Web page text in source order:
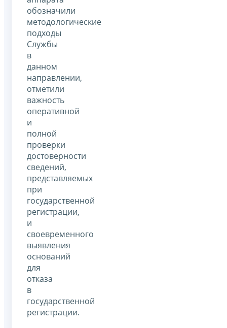
обозначили
методологические
подходы
Службы
в
данном
направлении,
отметили
важность
оперативной
и
полной
проверки
достоверности
сведений,
представляемых
при
государственной
регистрации,
и
своевременного
выявления
оснований
для
отказа
в
государственной
регистрации.